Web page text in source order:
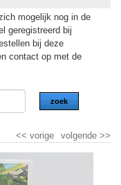
mogelijk nog in de
geregistreerd bij
bij deze
contact op met de
zoek
volgende >>
<< vorige